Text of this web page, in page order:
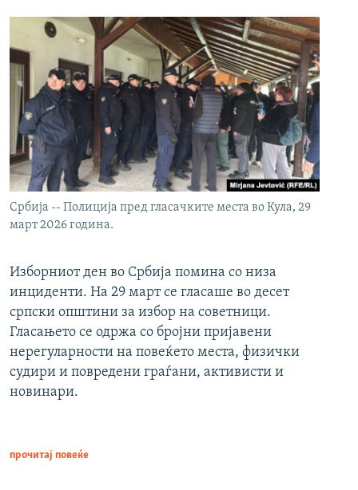
Србија -- Полиција пред гласачките места во Кула, 29
март 2026 година.
Изборниот ден во Србија помина со низа
инциденти. На 29 март се гласаше во десет
српски општини за избор на советници.
Гласањето се одржа со бројни пријавени
нерегуларности на повеќето места, физички
судири и повредени граѓани, активисти и
новинари.
прочитај повеќе